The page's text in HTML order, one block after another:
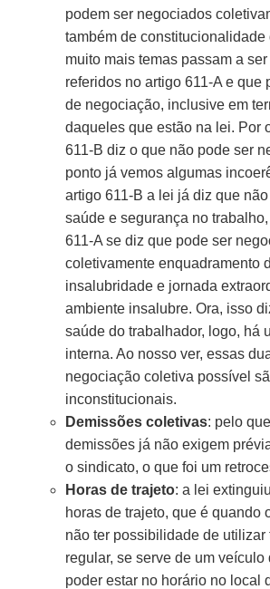
podem ser negociados
também de constitucionalidade
muito mais temas passam a
referidos no artigo 611-A e que
de negociação, inclusive em
daqueles que estão na lei. Por
611-B diz o que não pode ser
ponto já vemos algumas
artigo 611-B a lei já diz que
saúde e segurança no
611-A se diz que pode ser
coletivamente enquadramento
insalubridade e jornada
ambiente insalubre. Ora, isso
saúde do trabalhador, logo, há
interna. Ao nosso ver, essas
negociação coletiva possível
inconstitucionais.
Demissões coletivas: pelo
demissões já não exigem
o sindicato, o que foi um
Horas de trajeto: a lei
horas de trajeto, que é quando
não ter possibilidade de
regular, se serve de um veículo
poder estar no horário no local